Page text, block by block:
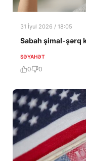
31 İyul 2026 / 18:05
Sabah şimal-şərq
SƏYAHƏT
0 0